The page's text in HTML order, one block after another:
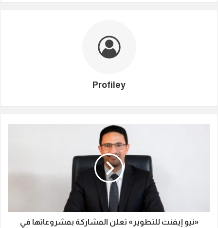
Profiley
«نيو إيفنت للتطوير» تعلن المشاركة بمشروعاتها في